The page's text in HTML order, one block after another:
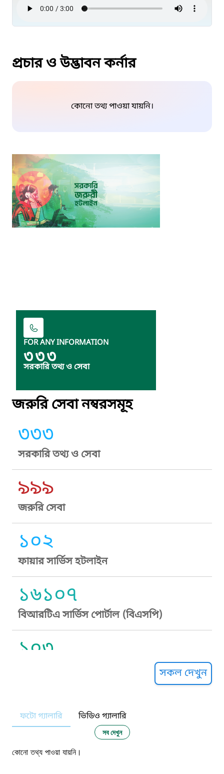
প্রচার ও উদ্ভাবন কর্নার
কোনো তথ্য পাওয়া যায়নি।
FOR ANY INFORMATION
৩৩৩
সরকারি তথ্য ও সেবা
জরুরি সেবা নম্বরসমূহ
৩৩৩
সরকারি তথ্য ও সেবা
৯৯৯
জরুরি সেবা
১০২
ফায়ার সার্ভিস হটলাইন
১৬১০৭
বিআরটিএ সার্ভিস পোর্টাল (বিএসপি)
১০৩
নারী ও শিশু নির্যাতন প্রতিরোধ
১০৬
সকল দেখুন
ফটো গ্যালারি ভিডিও গ্যালারি
সব দেখুন
কোনো তথ্য পাওয়া যায়নি।